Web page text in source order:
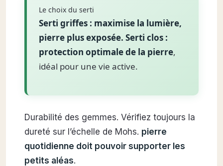
Le choix du serti
Serti griffes : maximise la lumière,
pierre plus exposée. Serti clos :
protection optimale de la pierre,
idéal pour une vie active.
Durabilité des gemmes. Vérifiez toujours la
dureté sur l’échelle de Mohs. pierre
quotidienne doit pouvoir supporter les
petits aléas.